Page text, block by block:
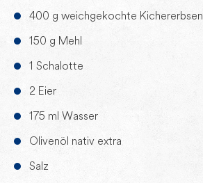
400 g weichgekochte Kichererbsen
150 g Mehl
1 Schalotte
2 Eier
175 ml Wasser
Olivenöl nativ extra
Salz